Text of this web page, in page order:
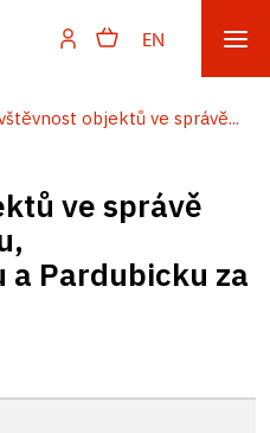
EN
objektů ve správě...
ve správě
Pardubicku za